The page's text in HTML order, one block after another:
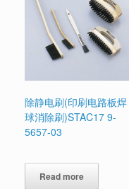
除静电刷(印刷电路板焊
球消除刷)STAC17 9-
5657-03
Read more